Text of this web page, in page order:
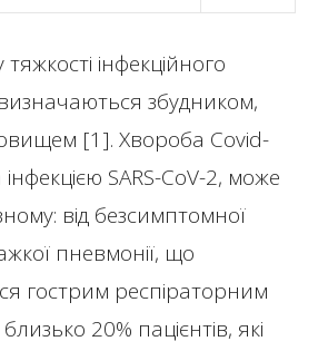
інфекційного
збудником,
[1]. Хвороба Covid-
SARS-CoV-2, може
від безсимптомної
пневмонії, що
гострим респіраторним
20% пацієнтів, які